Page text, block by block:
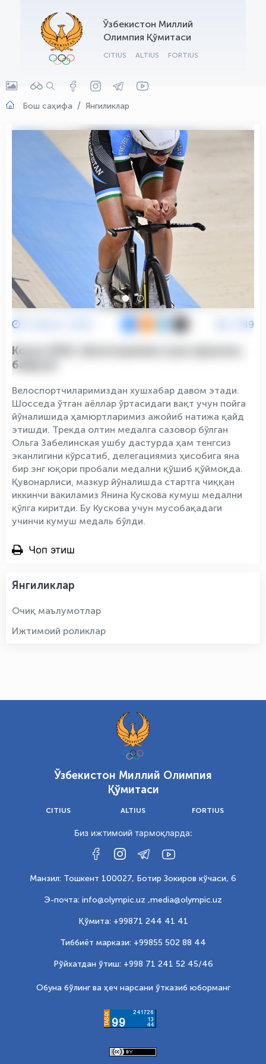
Ўзбекистон Миллий
Олимпия Қўмитаси
CITIUS ALTIUS FORTIUS
Бош саҳифа Янгиликлар
2189
Конья-2021: Делегациямиз учун қўшалоқ
байрам!
Велоспортчиларимиздан хушхабар давом этади.
Шосседа ўтган аёллар ўртасидаги вақт учун пойга
йўналишида ҳамюртларимиз ажойиб натижа қайд
этишди. Трекда олтин медалга сазовор бўлган
Ольга Забелинская ушбу дастурда ҳам тенгсиз
эканлигини кўрсатиб, делегациямиз ҳисобига яна
бир энг юқори пробали медални қўшиб қўймоқда.
Қувонарлиси, мазкур йўналишда стартга чиққан
иккинчи вакиламиз Янина Кускова кумуш медални
қўлга киритди. Бу Кускова учун мусобақадаги
учинчи кумуш медаль бўлди.
Чоп этиш
Янгиликлар
Очиқ маълумотлар
Ижтимоий роликлар
Ўзбекистон Миллий Олимпия
Қўмитаси
CITIUS ALTIUS FORTIUS
Биз ижтимоий тармоқларда:
Манзил: Тошкент 100027, Ботир Зокиров кўчаси, 6
Э-почта: info@olympic.uz ,media@olympic.uz
Қўмита: +99871 244 41 41
Тиббиёт маркази: +99855 502 88 44
Рўйхатдан ўтиш: +998 71 241 52 45/46
Обуна бўлинг ва ҳеч нарсани ўтказиб юборманг
OLYMPCHIK AI - yordamchi
Онлайн · olympic.uz